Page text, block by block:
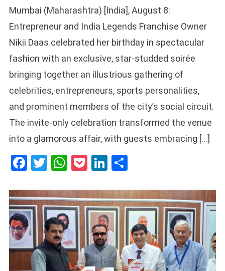
Mumbai (Maharashtra) [India], August 8:
Entrepreneur and India Legends Franchise Owner
Nikii Daas celebrated her birthday in spectacular
fashion with an exclusive, star-studded soirée
bringing together an illustrious gathering of
celebrities, entrepreneurs, sports personalities,
and prominent members of the city’s social circuit.
The invite-only celebration transformed the venue
into a glamorous affair, with guests embracing […]
Facebook
Twitter
WhatsApp
PocketLinkedIn